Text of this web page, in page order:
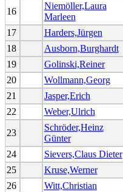
16
Niemöller,Laura
Marleen
17 Harders,Jürgen
18
Ausborn,Burghardt
19
Golinski,Reiner
20
Wollmann,Georg
21
Jasper,Erich
22
Weber,Ulrich
23
Schröder,Heinz
Günter
24 Sievers,Claus Dieter
25
Kruse,Werner
26
Witt,Christian